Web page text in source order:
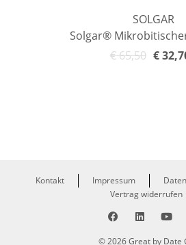
SOLGAR
Solgar®
€65,50 €
Kontakt Impressum
Vertrag widerrufen
© 2026 Great by Date